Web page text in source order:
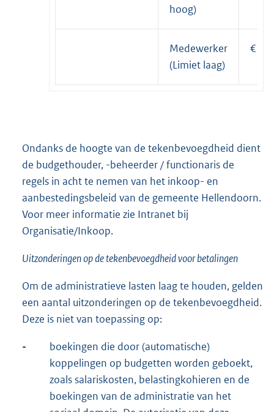
hoog)
Medewerker
(Limiet laag)
€
Ondanks de hoogte van de tekenbevoegdheid dient
de budgethouder, -beheerder / functionaris de
regels in acht te nemen van het inkoop- en
aanbestedingsbeleid van de gemeente Hellendoorn.
Voor meer informatie zie Intranet bij
Organisatie/Inkoop.
Uitzonderingen op de tekenbevoegdheid voor betalingen
Om de administratieve lasten laag te houden, gelden
een aantal uitzonderingen op de tekenbevoegdheid.
Deze is niet van toepassing op:
-
boekingen die door (automatische)
koppelingen op budgetten worden geboekt,
zoals salariskosten, belastingkohieren en de
boekingen van de administratie van het